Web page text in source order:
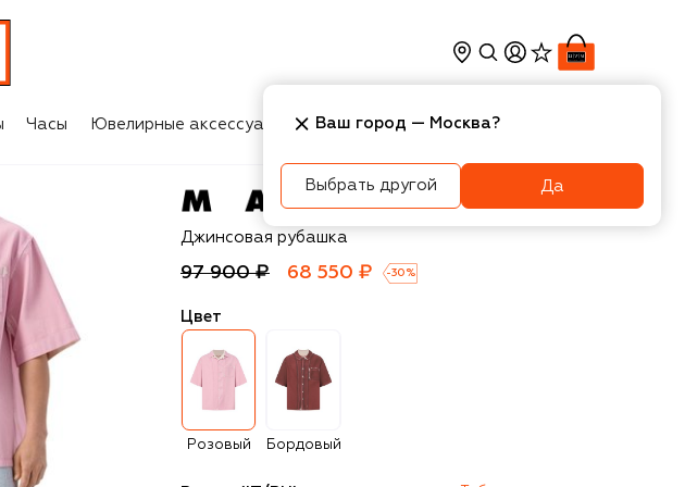
Часы Ювелирные аксессуары Косметика Интерьер
Marni
Джинсовая рубашка
97 900 ₽ 68 550 ₽ -30 %
Цвет
Розовый Бордовый
Ваш город — Москва?
Выбрать другой Да